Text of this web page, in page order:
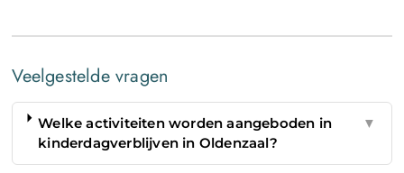
Veelgestelde vragen
Welke activiteiten worden aangeboden in
kinderdagverblijven in Oldenzaal?
▼